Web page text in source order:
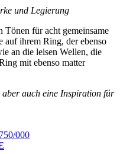
und Legierung
für acht gemeinsame
auf ihrem Ring, der ebenso
an die leisen Wellen, die
mit ebenso matter
auch eine Inspiration für
750/000